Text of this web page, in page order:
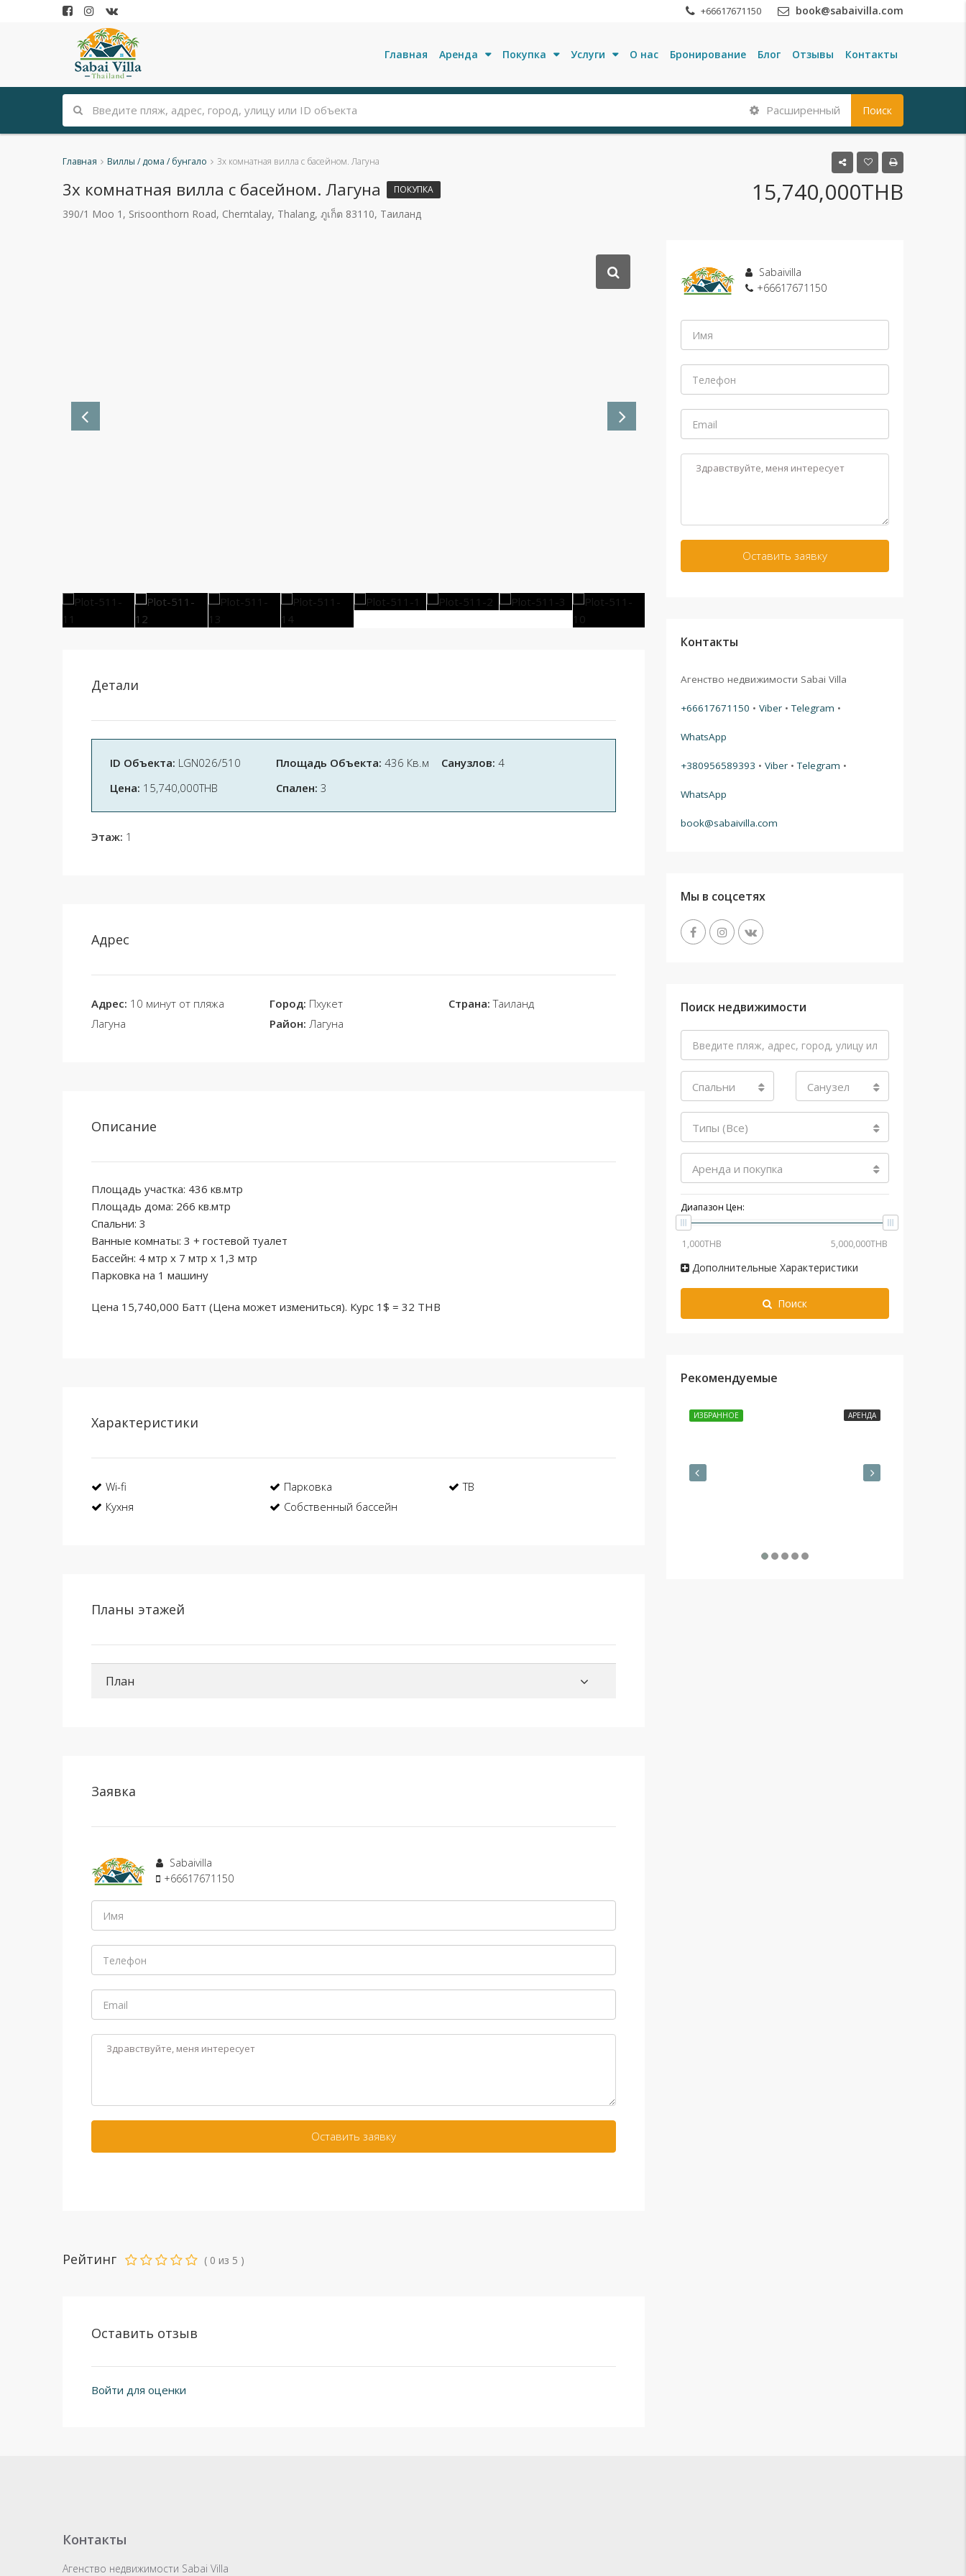
+66617671150 book@sabaivilla.com
Главная Аренда Покупка Услуги О нас Бронирование Блог Отзывы Контакты
Расширенный Поиск
Главная Виллы / дома / бунгало 3х комнатная вилла с басейном. Лагуна
3х комнатная вилла с басейном. Лагуна ПОКУПКА
390/1 Moo 1, Srisoonthorn Road, Cherntalay, Thalang, ภูเก็ต 83110, Таиланд
15,740,000THB
Детали
ID Объекта: LGN026/510
Цена: 15,740,000THB
Площадь Объекта: 436 Кв.м
Спален: 3
Санузлов: 4
Этаж: 1
Адрес
Адрес: 10 минут от пляжа
Лагуна
Город: Пхукет
Район: Лагуна
Страна: Таиланд
Описание
Площадь участка: 436 кв.мтр
Площадь дома: 266 кв.мтр
Спальни: 3
Ванные комнаты: 3 + гостевой туалет
Бассейн: 4 мтр x 7 мтр x 1,3 мтр
Парковка на 1 машину
Цена 15,740,000 Батт (Цена может измениться). Курс 1$ = 32 THB
Характеристики
Wi-fi
Кухня
Парковка
Собственный бассейн
ТВ
Планы этажей
План
Заявка
Sabaivilla
+66617671150
Рейтинг ( 0 из 5 )
Оставить отзыв
Войти для оценки
Sabaivilla
+66617671150
Контакты
Агенство недвижимости Sabai Villa
+66617671150 • Viber •Telegram •
WhatsApp
+380956589393 • Viber •Telegram •
WhatsApp
book@sabaivilla.com
Мы в соцсетях
Поиск недвижимости
Спальни Санузел
Типы (Все)
Аренда и покупка
Диапазон Цен:
Дополнительные Характеристики
Поиск
Рекомендуемые
ИЗБРАННОЕ АРЕНДА
35,000THB
Контакты
Агенство недвижимости Sabai Villa